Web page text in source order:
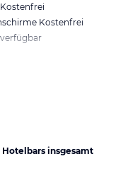
Kostenfrei
Hotelbars insgesamt